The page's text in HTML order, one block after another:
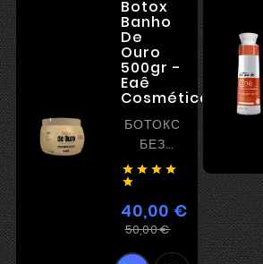
Botox
Banho
De
Ouro
500gr -
Eaê
Cosméticos
БОТОКС
БЕЗ
ВЫПРЯМЛЕНИЯ
   

40,00 €
50,00 €
Регулярная
цена
Цена